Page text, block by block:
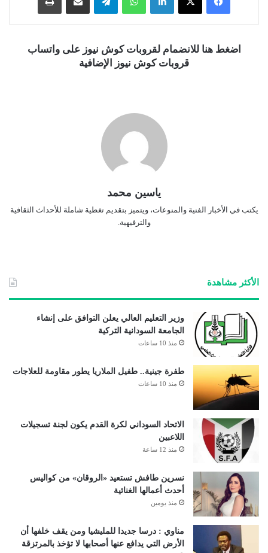
اضغط هنا للانضمام لقروبات كوش نيوز على واتساب
قروبات كوش نيوز الإضافية
ياسين محمد
يكتب في الأخبار الفنية والمنوعات، ويتميز بتقديم تغطية شاملة للأحداث الثقافية
والترفيهية.
الأكثر مشاهدة
وزير التعليم العالي يعلن التوافق على إنشاء
الجامعة السودانية التركية
منذ 10 ساعات
طفرة جينية.. طفيل الملاريا يطور مقاومة للعلاجات
منذ 10 ساعات
الاتحاد السوداني لكرة القدم يكون لجنة تسجيلات
اللاعبين
منذ 12 ساعة
نسرين طافش تستعيد «الروقان» من كواليس
أحدث أعمالها الغنائية
منذ يومين
مناوي : درسا جديدا للمليشيا ومن يقف خلفها أن
الأرض التي يدافع عنها أصحابها لا تؤخذ بالمرتزقة